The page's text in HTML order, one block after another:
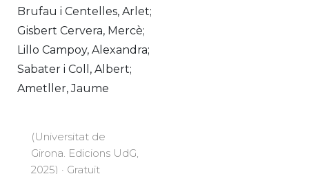
Brufau i Centelles, Arlet;
Gisbert Cervera, Mercè;
Lillo Campoy, Alexandra;
Sabater i Coll, Albert;
Ametller, Jaume
(Universitat de
Girona. Edicions UdG,
2025) · Gratuït